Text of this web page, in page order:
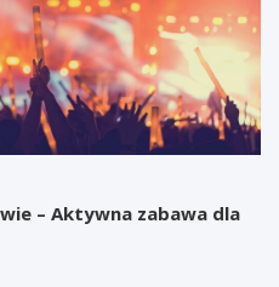
– Aktywna zabawa dla